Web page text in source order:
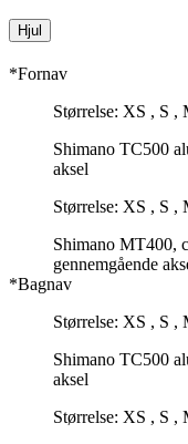
Hjul
*Fornav
Størrelse: XS , S
Shimano TC500
aksel
Størrelse: XS , S
Shimano MT400,
gennemgående
*Bagnav
Størrelse: XS , S
Shimano TC500
aksel
Størrelse: XS , S